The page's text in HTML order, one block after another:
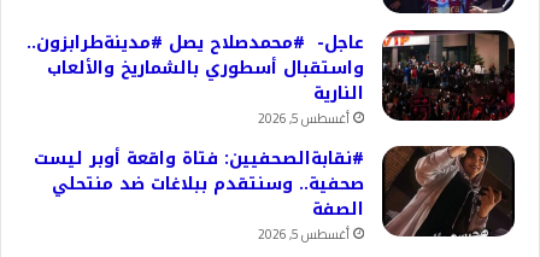
عاجل- #محمدصلاح يصل #مدينةطرابزون..
واستقبال أسطوري بالشماريخ والألعاب
النارية
أغسطس 5, 2026
#نقابةالصحفيين: فتاة واقعة أوبر ليست
صحفية.. وسنتقدم ببلاغات ضد منتحلي
الصفة
أغسطس 5, 2026